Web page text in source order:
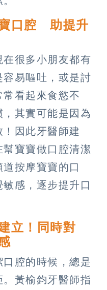
口腔 助提升
很多小朋友都有
易嘔吐，或是討
看起來食慾不
其實可能是因為
因此牙醫師建
寶寶做口腔清潔
按摩寶寶的口
感，逐步提升口
立！同時對
腔的時候，總是
黃榆鈞牙醫師指